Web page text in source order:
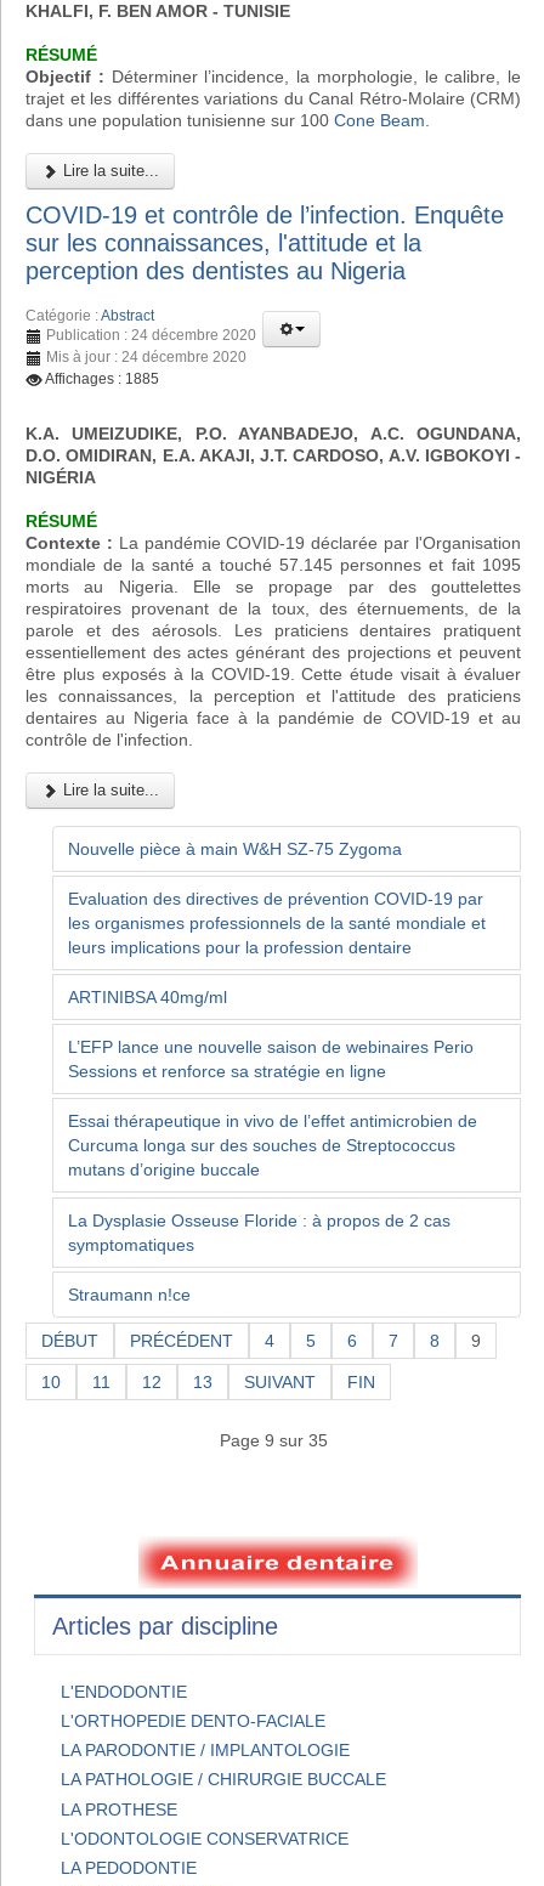
KHALFI, F. BEN AMOR - TUNISIE
RÉSUMÉ
Objectif : Déterminer l’incidence, la morphologie, le calibre, le
trajet et les différentes variations du Canal Rétro-Molaire (CRM)
dans une population tunisienne sur 100 Cone Beam
Lire la suite...
COVID-19 et contrôle de l’infection. Enquête
sur les connaissances, l'attitude et la
perception des dentistes au Nigeria
Catégorie :Abstract
Publication : 24 décembre 2020
Mis à jour : 24 décembre 2020
Affichages : 1885
K.A. UMEIZUDIKE, P.O. AYANBADEJO, A.C. OGUNDANA,
D.O. OMIDIRAN, E.A. AKAJI, J.T. CARDOSO, A.V. IGBOKOYI -
NIGÉRIA
RÉSUMÉ
Contexte : La pandémie COVID-19 déclarée par l'Organisation
mondiale de la santé a touché 57.145 personnes et fait 1095
morts au Nigeria. Elle se propage par des gouttelettes
respiratoires provenant de la toux, des éternuements, de la
parole et des aérosols. Les praticiens dentaires pratiquent
essentiellement des actes générant des projections et peuvent
être plus exposés à la COVID-19. Cette étude visait à évaluer
les connaissances, la perception et l'attitude des praticiens
dentaires au Nigeria face à la pandémie de COVID-19 et au
contrôle de l'infection.
Lire la suite...
Nouvelle pièce à main W&H SZ-75 Zygoma
Evaluation des directives de prévention COVID-19 par
les organismes professionnels de la santé mondiale et
leurs implications pour la profession dentaire
ARTINIBSA 40mg/ml
L’EFP lance une nouvelle saison de webinaires Perio
Sessions et renforce sa stratégie en ligne
Essai thérapeutique in vivo de l’effet antimicrobien de
Curcuma longa sur des souches de Streptococcus
mutans d’origine buccale
La Dysplasie Osseuse Floride : à propos de 2 cas
symptomatiques
Straumann n!ce
DÉBUT PRÉCÉDENT 4 5 6 7 8 9
10 11 12 13 SUIVANT FIN
Page 9 sur 35
Articles par discipline
L'ENDODONTIE
L'ORTHOPEDIE DENTO-FACIALE
LA PARODONTIE / IMPLANTOLOGIE
LA PATHOLOGIE / CHIRURGIE BUCCALE
LA PROTHESE
L'ODONTOLOGIE CONSERVATRICE
LA PEDODONTIE